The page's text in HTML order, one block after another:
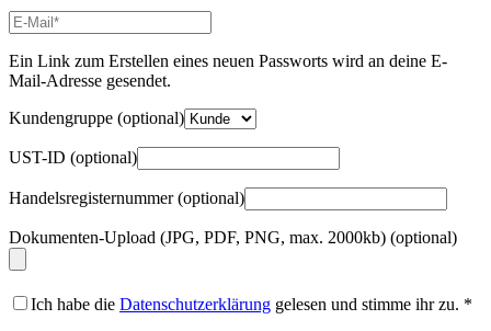
E-
Mail-
Adresse*
Erforderlich
Ein Link zum Erstellen eines neuen Passworts wird an deine E-
Mail-Adresse gesendet.
Kundengruppe (optional)
UST-ID (optional)
Handelsregisternummer(optional)
Dokumenten-Upload (JPG, PDF, PNG, max. 2000kb) (optional)
Ich habe die Datenschutzerklärung gelesen und stimme ihr zu. *